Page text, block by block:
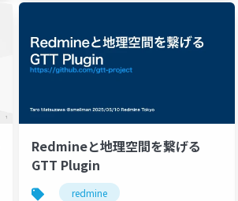
Redmineと地理空間を繋げる
GTT Plugin
redmine